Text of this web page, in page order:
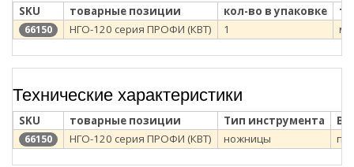
SKU товарные позиции кол-во в упаковке
66150 НГО-120 серия ПРОФИ (КВТ) 1
Технические характеристики
SKU товарные позиции Тип инструмента
66150 НГО-120 серия ПРОФИ (КВТ) ножницы